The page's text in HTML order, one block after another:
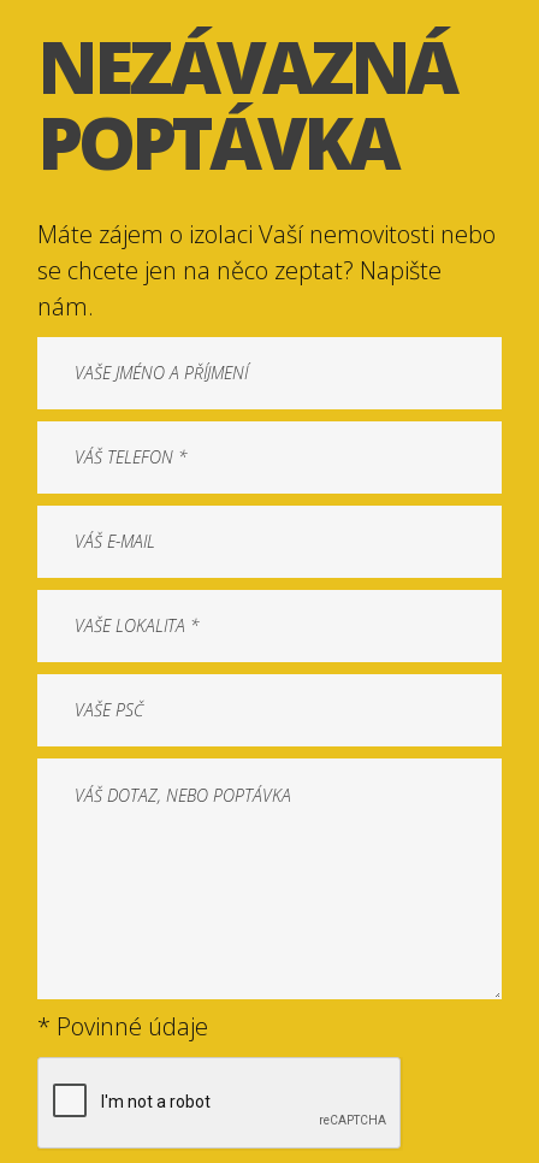
NEZÁVAZNÁ
POPTÁVKA
Máte zájem o izolaci Vaší nemovitosti nebo
se chcete jen na něco zeptat? Napište
nám.
* Povinné údaje